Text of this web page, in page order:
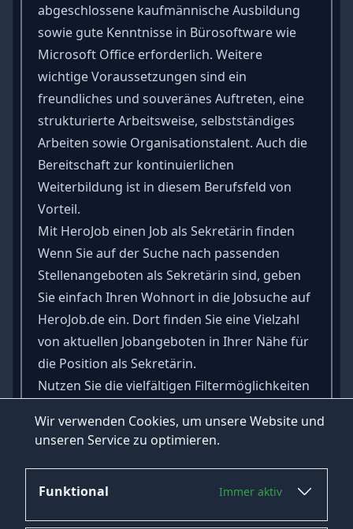
Wir verwenden Cookies, um unsere Website und
unseren Service zu optimieren.
Funktional Immer aktiv
abgeschlossene kaufmännische Ausbildung
sowie gute Kenntnisse in Bürosoftware wie
Microsoft Office erforderlich. Weitere
wichtige Voraussetzungen sind ein
freundliches und souveränes Auftreten, eine
strukturierte Arbeitsweise, selbstständiges
Arbeiten sowie Organisationstalent. Auch die
Bereitschaft zur kontinuierlichen
Weiterbildung ist in diesem Berufsfeld von
Vorteil.
Mit HeroJob einen Job als Sekretärin finden
Wenn Sie auf der Suche nach passenden
Stellenangeboten als Sekretärin sind, geben
Sie einfach Ihren Wohnort in die Jobsuche auf
HeroJob.de ein. Dort finden Sie eine Vielzahl
von aktuellen Jobangeboten in Ihrer Nähe für
die Position als Sekretärin.
Nutzen Sie die vielfältigen Filtermöglichkeiten
HeroJob, um den perfekten Job als Sekretärin
zu finden und Ihre Karriere voranzutreiben.